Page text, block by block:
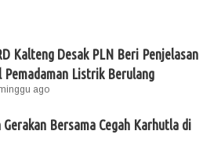
Kalteng Desak PLN Beri Penjelasan
Pemadaman Listrik Berulang
ago
Bersama Cegah Karhutla di